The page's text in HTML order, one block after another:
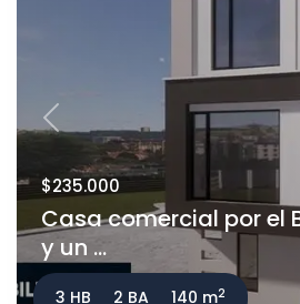
Previous
$235.000
Casa comercial por el
y un ...
3 HB 2 BA 140 m2